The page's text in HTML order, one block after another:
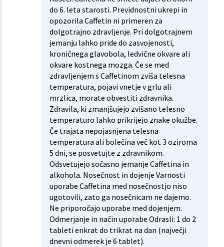
do 6. leta starosti. Previdnostni ukrepi in
opozorila Caffetin ni primeren za
dolgotrajno zdravljenje. Pri dolgotrajnem
jemanju lahko pride do zasvojenosti,
kroničnega glavobola, ledvične okvare ali
okvare kostnega mozga. Če se med
zdravljenjem s Caffetinom zviša telesna
temperatura, pojavi vnetje v grlu ali
mrzlica, morate obvestiti zdravnika.
Zdravila, ki zmanjšujejo zvišano telesno
temperaturo lahko prikrijejo znake okužbe.
Če trajata nepojasnjena telesna
temperatura ali bolečina več kot 3 oziroma
5 dni, se posvetujte z zdravnikom.
Odsvetujejo sočasno jemanje Caffetina in
alkohola. Nosečnost in dojenje Varnosti
uporabe Caffetina med nosečnostjo niso
ugotovili, zato ga nosečnicam ne dajemo.
Ne priporočajo uporabe med dojenjem.
Odmerjanje in način uporabe Odrasli: 1 do 2
tableti enkrat do trikrat na dan (največji
dnevni odmerek je 6 tablet).